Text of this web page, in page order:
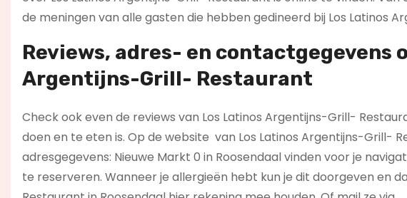
de meningen van alle gasten die hebben gedineerd bij Los Latinos
Reviews, adres- en contactgegevens
Argentijns-Grill- Restaurant
Check ook even de reviews van Los Latinos Argentijns-Grill-
doen en te eten is. Op de website van Los Latinos Argentijns-Grill-
adresgegevens: Nieuwe Markt 0 in Roosendaal vinden voor je
te reserveren. Wanneer je allergieën hebt kun je dit doorgeven en